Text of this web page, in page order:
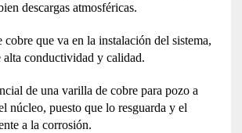
descargas atmosféricas.
cobre que va en la instalación del sistema,
alta conductividad y calidad.
de una varilla de cobre para pozo a
núcleo, puesto que lo resguarda y el
a la corrosión.